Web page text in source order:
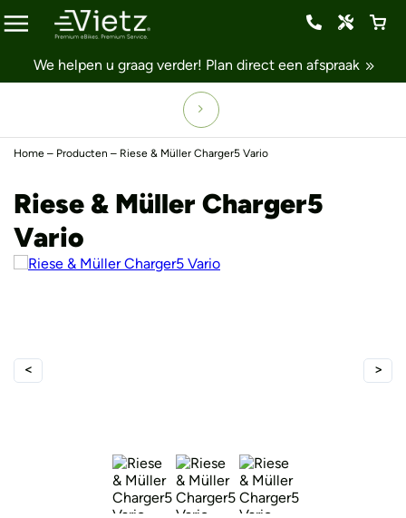
We helpen u graag verder! Plan direct een afspraak
Home – Producten – Riese & Müller Charger5 Vario
Riese & Müller Charger5
Vario